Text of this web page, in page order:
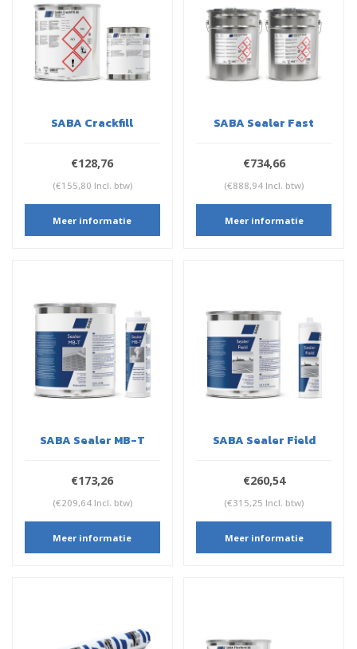
SABA Crackfill
€128,76
(€155,80 Incl. btw)
Meer informatie
SABA Sealer Fast
€734,66
(€888,94 Incl. btw)
Meer informatie
SABA Sealer MB-T
€173,26
(€209,64 Incl. btw)
Meer informatie
SABA Sealer Field
€260,54
(€315,25 Incl. btw)
Meer informatie